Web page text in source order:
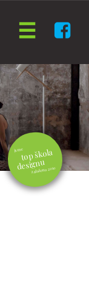
jsmetop škola
designu
založeno 2010